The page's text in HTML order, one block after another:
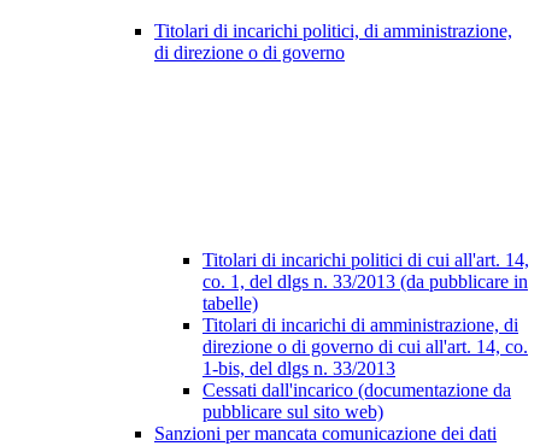
Titolari di incarichi politici, di amministrazione,
di direzione o di governo
Titolari di incarichi politici di cui all'art. 14,
co. 1, del dlgs n. 33/2013 (da pubblicare in
tabelle)
Titolari di incarichi di amministrazione, di
direzione o di governo di cui all'art. 14, co.
1-bis, del dlgs n. 33/2013
Cessati dall'incarico (documentazione da
pubblicare sul sito web)
Sanzioni per mancata comunicazione dei dati